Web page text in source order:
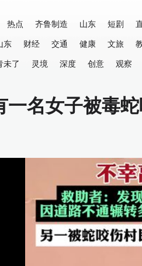
热点 齐鲁制造 山东 短剧
东 财经 交通 健康 文旅
未了 灵境 深度 创意 观察
一名女子被毒